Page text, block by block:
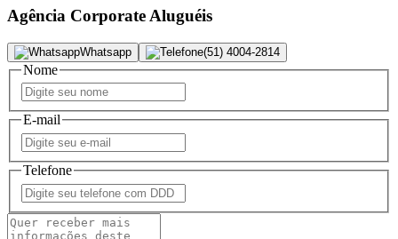
Agência Corporate Aluguéis
Whatsapp (51) 4004-2814
Nome
E-mail
Telefone